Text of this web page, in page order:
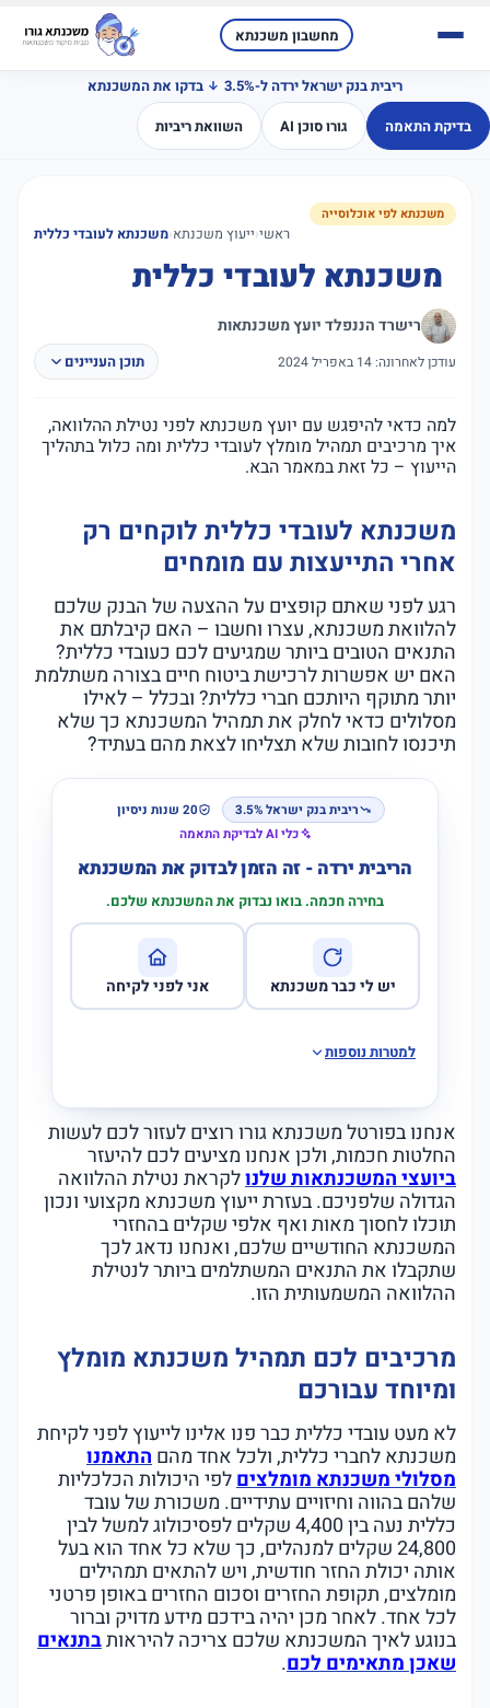
מחשבון משכנתא
ריבית בנק ישראל ירדה ל-3.5%
בדקו את המשכנתא
בדיקת התאמה
גורו סוכן AI השוואת ריביות
משכנתא לפי אוכלוסייה
ראשי‹ייעוץ משכנתא‹משכנתא לעובדי כללית
משכנתא לעובדי כללית
רישרד הננפלד יועץ משכנתאות
עודכן לאחרונה: 14 באפריל 2024 תוכן העניינים
למה כדאי להיפגש עם יועץ משכנתא לפני נטילת ההלוואה,
איך מרכיבים תמהיל מומלץ לעובדי כללית ומה כלול בתהליך
הייעוץ – כל זאת במאמר הבא.
משכנתא לעובדי כללית לוקחים רק
אחרי התייעצות עם מומחים
רגע לפני שאתם קופצים על ההצעה של הבנק שלכם
להלוואת משכנתא, עצרו וחשבו – האם קיבלתם את
התנאים הטובים ביותר שמגיעים לכם כעובדי כללית?
האם יש אפשרות לרכישת ביטוח חיים בצורה משתלמת
יותר מתוקף היותכם חברי כללית? ובכלל – לאילו
מסלולים כדאי לחלק את תמהיל המשכנתא כך שלא
תיכנסו לחובות שלא תצליחו לצאת מהם בעתיד?
ריבית בנק ישראל 3.5%
20 שנות ניסיון
כלי AI לבדיקת התאמה
הריבית ירדה - זה הזמן לבדוק את המשכנתא
בחירה חכמה. בואו נבדוק את המשכנתא שלכם.
יש לי כבר משכנתא אני לפני לקיחה
למטרות נוספות
אנחנו בפורטל משכנתא גורו רוצים לעזור לכם לעשות
החלטות חכמות, ולכן אנחנו מציעים לכם להיעזר
ביועצי המשכנתאות שלנולקראת נטילת ההלוואה
הגדולה שלפניכם. בעזרת ייעוץ משכנתא מקצועי ונכון
תוכלו לחסוך מאות ואף אלפי שקלים בהחזרי
המשכנתא החודשיים שלכם, ואנחנו נדאג לכך
שתקבלו את התנאים המשתלמים ביותר לנטילת
ההלוואה המשמעותית הזו.
מרכיבים לכם תמהיל משכנתא מומלץ
ומיוחד עבורכם
לא מעט עובדי כללית כבר פנו אלינו לייעוץ לפני לקיחת
משכנתא לחברי כללית, ולכל אחד מהםהתאמנו
מסלולי משכנתא מומלציםלפי היכולות הכלכליות
שלהם בהווה וחיזויים עתידיים. משכורת של עובד
כללית נעה בין 4,400 שקלים לפסיכולוג למשל לבין
24,800 שקלים למנהלים, כך שלא כל אחד הוא בעל
אותה יכולת החזר חודשית, ויש להתאים תמהילים
מומלצים, תקופת החזרים וסכום החזרים באופן פרטני
לכל אחד. לאחר מכן יהיה בידכם מידע מדויק וברור
בנוגע לאיך המשכנתא שלכם צריכה להיראותבתנאים
שאכן מתאימים לכם.